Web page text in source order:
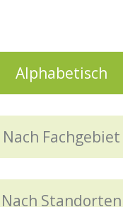
Alphabetisch
Nach Fachgebiet
Nach Standorten